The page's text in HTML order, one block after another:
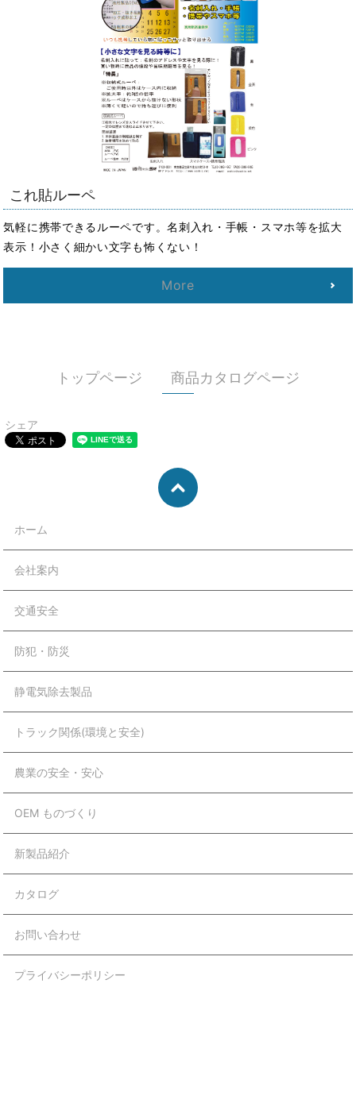
これ貼ルーペ
気軽に携帯できるルーペです。名刺入れ・手帳・スマホ等を拡大
表示！小さく細かい文字も怖くない！
More
トップページ 商品カタログページ
シェア
ホーム
会社案内
交通安全
防犯・防災
静電気除去製品
トラック関係(環境と安全)
農業の安全・安心
OEM ものづくり
新製品紹介
カタログ
お問い合わせ
プライバシーポリシー